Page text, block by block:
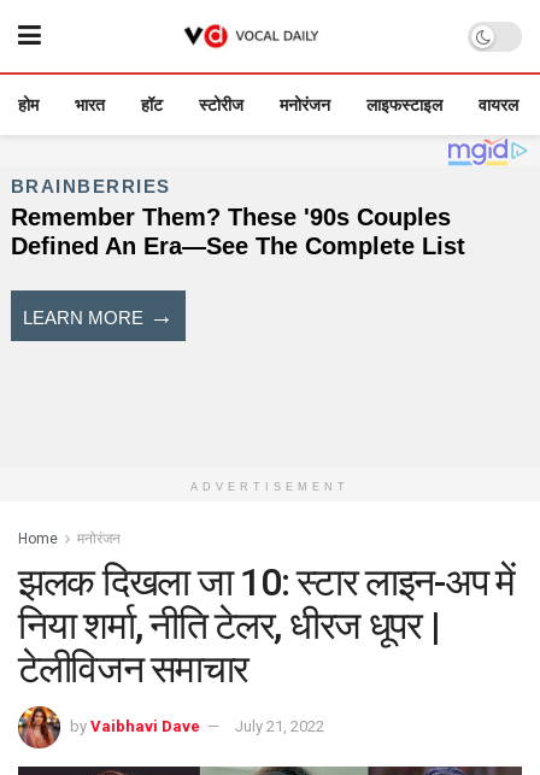
होम भारत हॉट स्टोरीज मनोरंजन लाइफस्टाइल वायरल
ADVERTISEMENT
Home मनोरंजन
झलक दिखला जा 10: स्टार लाइन-अप में
निया शर्मा, नीति टेलर, धीरज धूपर |
टेलीविजन समाचार
by Vaibhavi Dave July 21, 2022